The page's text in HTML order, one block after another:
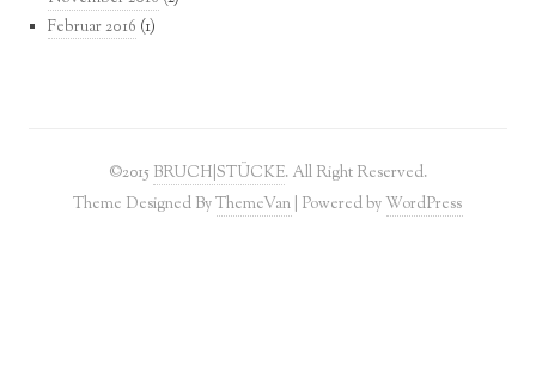
Februar 2016 (1)
©2015 BRUCH|STÜCKE. All Right Reserved.
Theme Designed ByThemeVan | Powered by WordPress